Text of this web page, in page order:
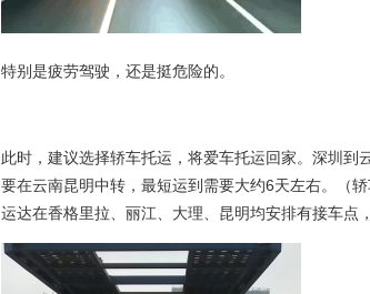
特别是疲劳驾驶，还是挺危险的。
此时，建议选择轿车托运，将爱车托运回家。深圳到
要在云南昆明中转，最短运到需要大约6天左右。（
运达在香格里拉、丽江、大理、昆明均安排有接车点